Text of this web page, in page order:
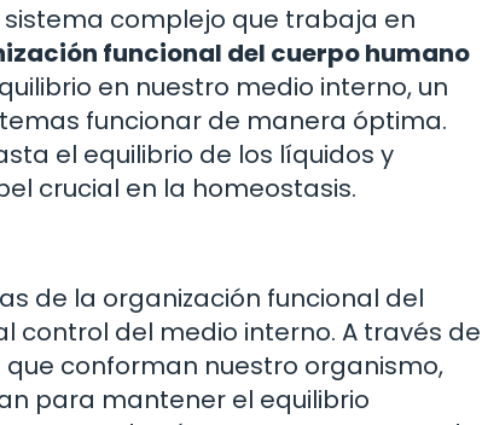
complejo que trabaja en
funcional del cuerpo humano
en nuestro medio interno, un
funcionar de manera óptima.
el equilibrio de los líquidos y
crucial en la homeostasis.
de la organización funcional del
control del medio interno. A través de
conforman nuestro organismo,
para mantener el equilibrio